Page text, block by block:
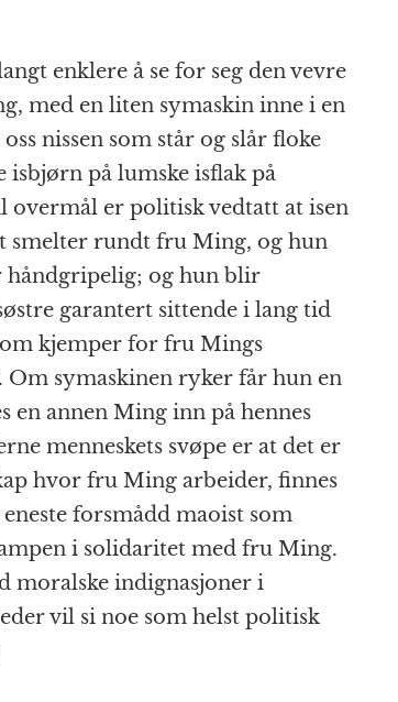
enklere å se for seg den vevre
med en liten symaskin inne i en
nissen som står og slår floke
isbjørn på lumske isflak på
overmål er politisk vedtatt at isen
smelter rundt fru Ming, og hun
håndgripelig; og hun blir
garantert sittende i lang tid
kjemper for fru Mings
Om symaskinen ryker får hun en
en annen Ming inn på hennes
menneskets svøpe er at det er
hvor fru Ming arbeider, finnes
forsmådd maoist som
i solidaritet med fru Ming.
moralske indignasjoner i
vil si noe som helst politisk